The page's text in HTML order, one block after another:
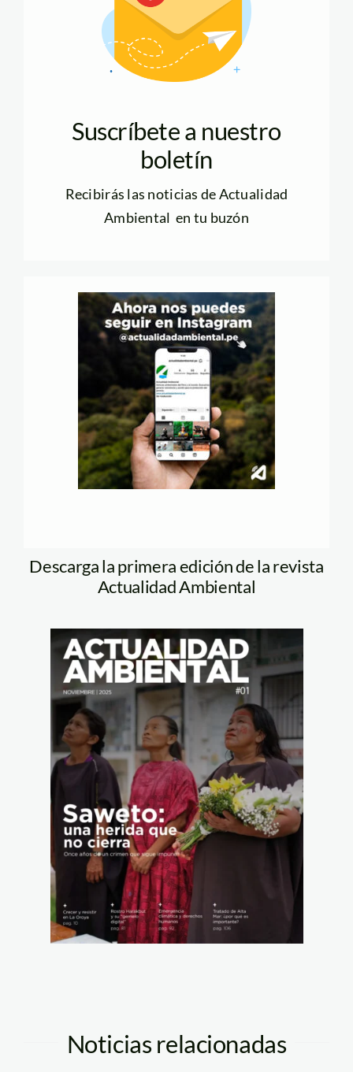
Suscríbete a nuestro
boletín
Recibirás las noticias de Actualidad
Ambiental en tu buzón
Descarga la primera edición de la revista
Actualidad Ambiental
Noticias relacionadas